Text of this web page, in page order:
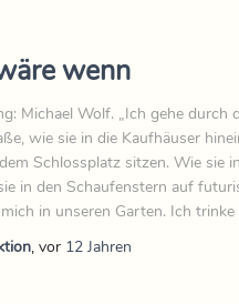
wenn
Michael Wolf. „Ich gehe
wie sie in die Kaufhäuser
Schlossplatz sitzen. Wie sie
in den Schaufenstern auf
in unseren Garten. Ich trinke
, vor 12 Jahren